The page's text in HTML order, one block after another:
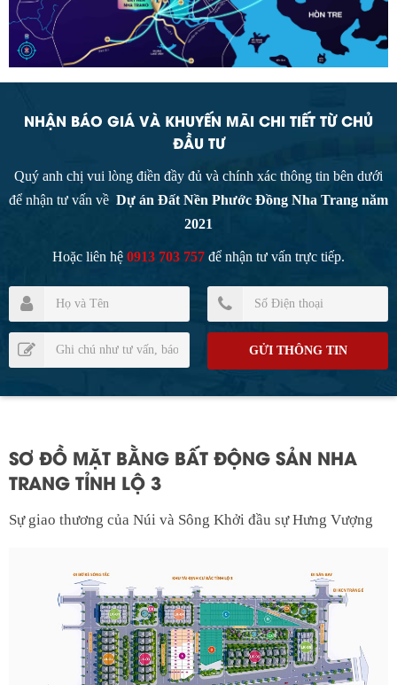
NHẬN BÁO GIÁ VÀ KHUYẾN MÃI CHI TIẾT TỪ CHỦ
ĐẦU TƯ
Quý anh chị vui lòng điền đầy đủ và chính xác thông tin bên dưới
để nhận tư vấn về Dự án Đất Nền Phước Đồng Nha Trang năm
2021
Hoặc liên hệ 0913 703 757 để nhận tư vấn trực tiếp.
SƠ ĐỒ MẶT BẰNG BẤT ĐỘNG SẢN NHA
TRANG TỈNH LỘ 3
Sự giao thương của Núi và Sông Khởi đầu sự Hưng Vượng